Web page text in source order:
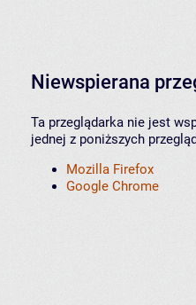
Niewspierana
Ta przeglądarka nie jest
jednej z poniższych
Mozilla Firefox
Google Chrome